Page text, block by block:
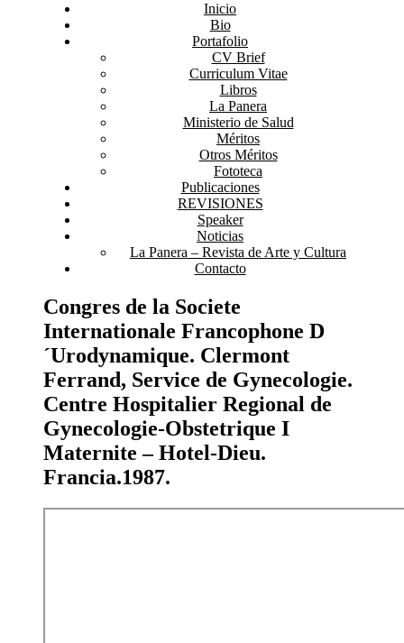
Inicio
Bio
Portafolio
CV Brief
Curriculum Vitae
Libros
La Panera
Ministerio de Salud
Méritos
Otros Méritos
Fototeca
Publicaciones
REVISIONES
Speaker
Noticias
La Panera – Revista de Arte y Cultura
Contacto
Congres de la Societe
Internationale Francophone D
´Urodynamique. Clermont
Ferrand, Service de Gynecologie.
Centre Hospitalier Regional de
Gynecologie-Obstetrique I
Maternite – Hotel-Dieu.
Francia.1987.